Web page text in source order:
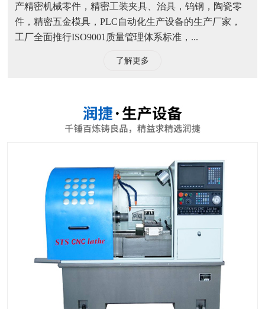
产精密机械零件，精密工装夹具、治具，钨钢，陶瓷零
件，精密五金模具，PLC自动化生产设备的生产厂家，
工厂全面推行ISO9001质量管理体系标准，...
了解更多